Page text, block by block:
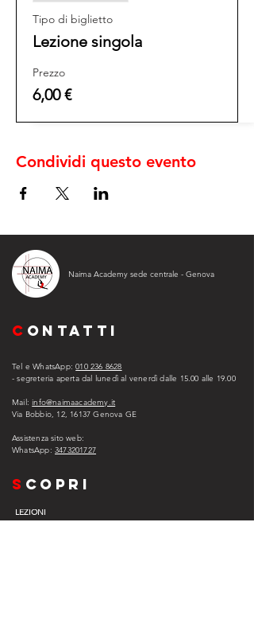
Tipo di biglietto
Lezione singola
Prezzo
6,00 €
Condividi questo evento
Naima Academy sede centrale - Genova
C ONTATTI
Tel e WhatsApp:010 236 8628
- segreteria aperta dal lunedì al venerdì dalle 15.00 alle 19.00
Mail:info@naimaacademy.it
Via Bobbio, 12, 16137 Genova GE
Assistenza sito web:
WhatsApp:3473201727
s copri
LEZIONI